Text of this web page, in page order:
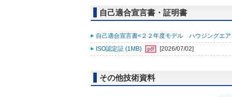
自己適合宣言書・証明書
自己適合宣言書<２２年度モデル ハウジングエ
ISO認定証 (1MB)
[2026/07/02]
その他技術資料